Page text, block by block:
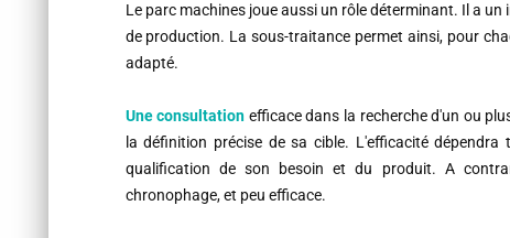
Le parc machines joue aussi un rôle déterminant. Il a
de production. La sous-traitance permet ainsi, pour
adapté.
Une consultation efficace dans la recherche d'un ou
la définition précise de sa cible. L'efficacité
qualification de son besoin et du produit. A
chronophage, et peu efficace.